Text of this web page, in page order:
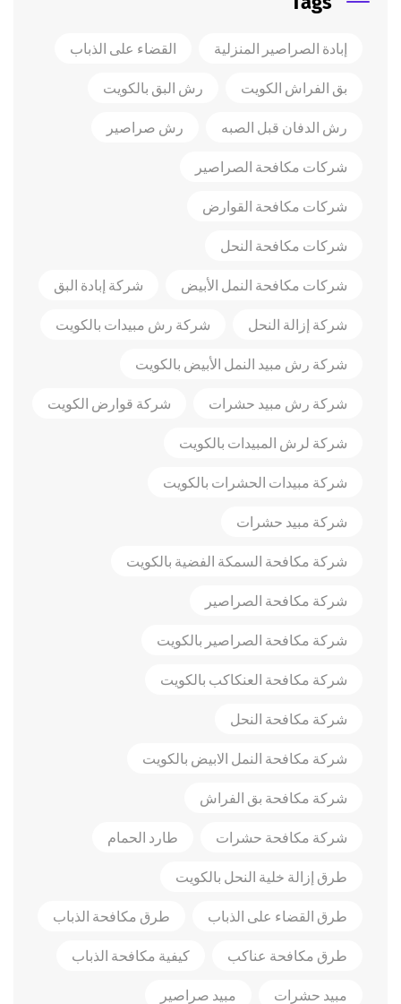
إبادة الصراصير المنزلية القضاء على الذباب
بق الفراش الكويت رش البق بالكويت
رش الدفان قبل الصبه رش صراصير
شركات مكافحة الصراصير
شركات مكافحة القوارض
شركات مكافحة النحل
شركات مكافحة النمل الأبيض شركة إبادة البق
شركة إزالة النحل شركة رش مبيدات بالكويت
شركة رش مبيد النمل الأبيض بالكويت
شركة رش مبيد حشرات شركة قوارض الكويت
شركة لرش المبيدات بالكويت
شركة مبيدات الحشرات بالكويت
شركة مبيد حشرات
شركة مكافحة السمكة الفضية بالكويت
شركة مكافحة الصراصير
شركة مكافحة الصراصير بالكويت
شركة مكافحة العنكاكب بالكويت
شركة مكافحة النحل
شركة مكافحة النمل الابيض بالكويت
شركة مكافحة بق الفراش
شركة مكافحة حشرات طارد الحمام
طرق إزالة خلية النحل بالكويت
طرق القضاء على الذباب طرق مكافحة الذباب
طرق مكافحة عناكب كيفية مكافحة الذباب
مبيد حشرات مبيد صراصير